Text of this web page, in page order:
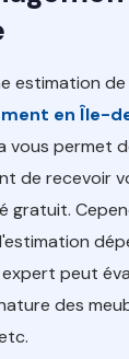
estimation
en Île-
vous permet
de recevoir
gratuit.
peut
des